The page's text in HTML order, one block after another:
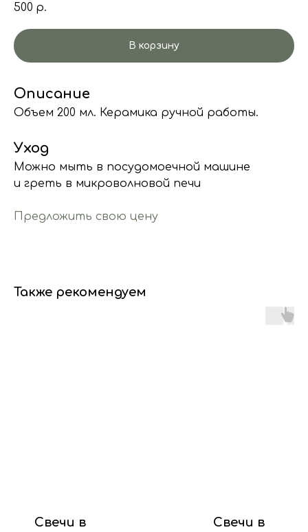
500 р.
В корзину
Описание
Объем 200 мл. Керамика ручной работы.
Уход
Можно мыть в посудомоечной машине
и греть в микроволновой печи
Предложить свою цену
Также рекомендуем
Свечи в Свечи в